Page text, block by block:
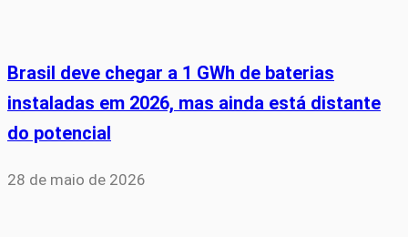
Brasil deve chegar a 1 GWh de baterias
instaladas em 2026, mas ainda está distante
do potencial
28 de maio de 2026